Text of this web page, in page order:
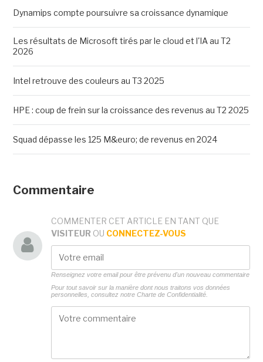
Dynamips compte poursuivre sa croissance dynamique
Les résultats de Microsoft tirés par le cloud et l'IA au T2
2026
Intel retrouve des couleurs au T3 2025
HPE : coup de frein sur la croissance des revenus au T2 2025
Squad dépasse les 125 M&euro; de revenus en 2024
Commentaire
COMMENTER CET ARTICLE EN TANT QUE
VISITEUR OU CONNECTEZ-VOUS
Renseignez votre email pour être prévenu d'un nouveau commentaire
Pour tout savoir sur la manière dont nous traitons vos données
personnelles, consultez notre Charte de Confidentialité.